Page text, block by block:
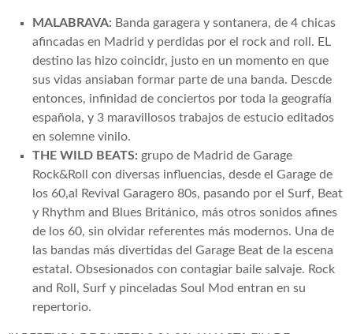
MALABRAVA: Banda garagera y sontanera, de 4 chicas
afincadas en Madrid y perdidas por el rock and roll. EL
destino las hizo coincidr, justo en un momento en que
sus vidas ansiaban formar parte de una banda. Descde
entonces, infinidad de conciertos por toda la geografía
española, y 3 maravillosos trabajos de estucio editados
en solemne vinilo.
THE WILD BEATS: grupo de Madrid de Garage
Rock&Roll con diversas influencias, desde el Garage de
los 60,al Revival Garagero 80s, pasando por el Surf, Beat
y Rhythm and Blues Británico, más otros sonidos afines
de los 60, sin olvidar referentes más modernos. Una de
las bandas más divertidas del Garage Beat de la escena
estatal. Obsesionados con contagiar baile salvaje. Rock
and Roll, Surf y pinceladas Soul Mod entran en su
repertorio.